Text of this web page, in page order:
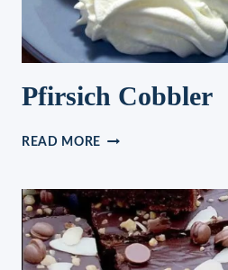
Pfirsich Cobbler
READ MORE PFIRSICH